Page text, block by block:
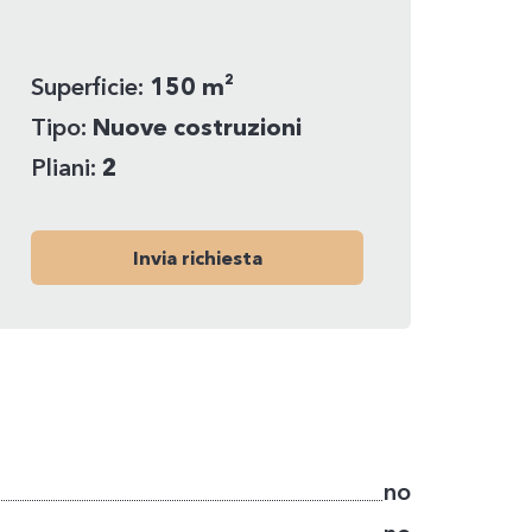
Superficie: 150 m²
Tipo: Nuove costruzioni
Pliani: 2
Invia richiesta
no